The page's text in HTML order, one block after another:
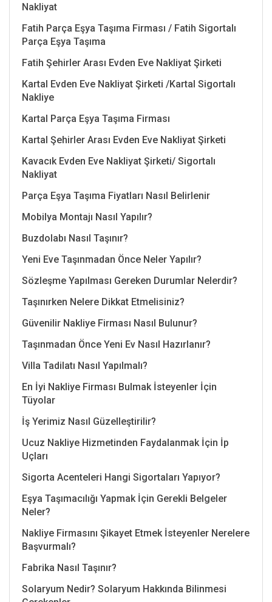
Nakliyat
Fatih Parça Eşya Taşıma Firması / Fatih Sigortalı
Parça Eşya Taşıma
Fatih Şehirler Arası Evden Eve Nakliyat Şirketi
Kartal Evden Eve Nakliyat Şirketi /Kartal Sigortalı
Nakliye
Kartal Parça Eşya Taşıma Firması
Kartal Şehirler Arası Evden Eve Nakliyat Şirketi
Kavacık Evden Eve Nakliyat Şirketi/ Sigortalı
Nakliyat
Parça Eşya Taşıma Fiyatları Nasıl Belirlenir
Mobilya Montajı Nasıl Yapılır?
Buzdolabı Nasıl Taşınır?
Yeni Eve Taşınmadan Önce Neler Yapılır?
Sözleşme Yapılması Gereken Durumlar Nelerdir?
Taşınırken Nelere Dikkat Etmelisiniz?
Güvenilir Nakliye Firması Nasıl Bulunur?
Taşınmadan Önce Yeni Ev Nasıl Hazırlanır?
Villa Tadilatı Nasıl Yapılmalı?
En İyi Nakliye Firması Bulmak İsteyenler İçin
Tüyolar
İş Yerimiz Nasıl Güzelleştirilir?
Ucuz Nakliye Hizmetinden Faydalanmak İçin İp
Uçları
Sigorta Acenteleri Hangi Sigortaları Yapıyor?
Eşya Taşımacılığı Yapmak İçin Gerekli Belgeler
Neler?
Nakliye Firmasını Şikayet Etmek İsteyenler Nerelere
Başvurmalı?
Fabrika Nasıl Taşınır?
Solaryum Nedir? Solaryum Hakkında Bilinmesi